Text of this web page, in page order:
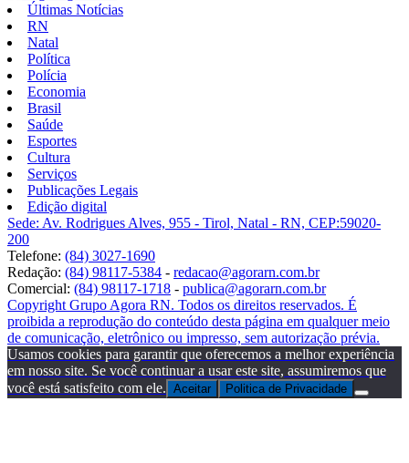
Últimas Notícias
RN
Natal
Política
Polícia
Economia
Brasil
Saúde
Esportes
Cultura
Serviços
Publicações Legais
Edição digital
Sede: Av. Rodrigues Alves, 955 - Tirol, Natal - RN, CEP:59020-
200
Telefone: (84) 3027-1690
Redação: (84) 98117-5384 - redacao@agorarn.com.br
Comercial: (84) 98117-1718 - publica@agorarn.com.br
Copyright Grupo Agora RN. Todos os direitos reservados. É
proibida a reprodução do conteúdo desta página em qualquer meio
de comunicação, eletrônico ou impresso, sem autorização prévia.
Usamos cookies para garantir que oferecemos a melhor experiência
em nosso site. Se você continuar a usar este site, assumiremos que
você está satisfeito com ele. Aceitar Politica de Privacidade